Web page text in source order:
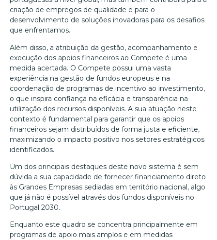
criação de empregos de qualidade e para o
desenvolvimento de soluções inovadoras para os desafios
que enfrentamos.
Além disso, a atribuição da gestão, acompanhamento e
execução dos apoios financeiros ao Compete é uma
medida acertada. O Compete possui uma vasta
experiência na gestão de fundos europeus e na
coordenação de programas de incentivo ao investimento,
o que inspira confiança na eficácia e transparência na
utilização dos recursos disponíveis. A sua atuação neste
contexto é fundamental para garantir que os apoios
financeiros sejam distribuídos de forma justa e eficiente,
maximizando o impacto positivo nos setores estratégicos
identificados.
Um dos principais destaques deste novo sistema é sem
dúvida a sua capacidade de fornecer financiamento direto
às Grandes Empresas sediadas em território nacional, algo
que já não é possível através dos fundos disponíveis no
Portugal 2030.
Enquanto este quadro se concentra principalmente em
programas de apoio mais amplos e em medidas